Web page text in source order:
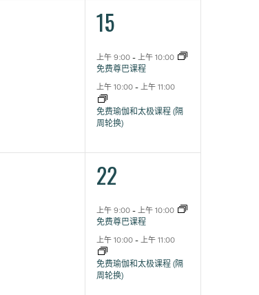
2
活
动,
15
上午 9:00-上午 10:00
免费尊巴课程
上午 10:00-上午 11:00
免费瑜伽和太极课程 (隔
周轮换)
2
活
动,
22
上午 9:00- 上午 10:00
免费尊巴课程
上午 10:00-上午 11:00
免费瑜伽和太极课程 (隔
周轮换)